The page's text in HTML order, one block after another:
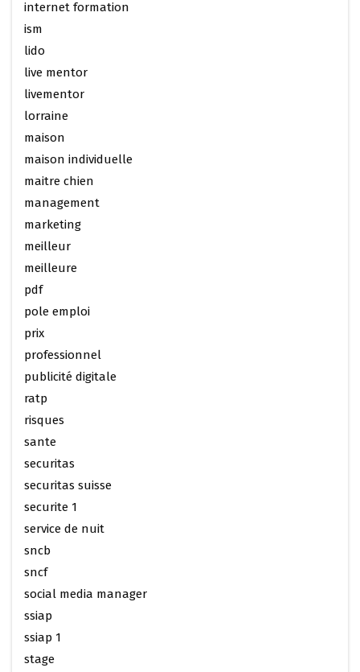
internet formation
ism
lido
live mentor
livementor
lorraine
maison
maison individuelle
maitre chien
management
marketing
meilleur
meilleure
pdf
pole emploi
prix
professionnel
publicité digitale
ratp
risques
sante
securitas
securitas suisse
securite 1
service de nuit
sncb
sncf
social media manager
ssiap
ssiap 1
stage